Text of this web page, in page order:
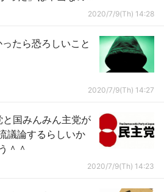
2020/7/9(Th) 14:28
たら恐ろしいこと
2020/7/9(Th) 14:27
と国みんみん主党が
議論するらしいか
＾＾
2020/7/9(Th) 14:23